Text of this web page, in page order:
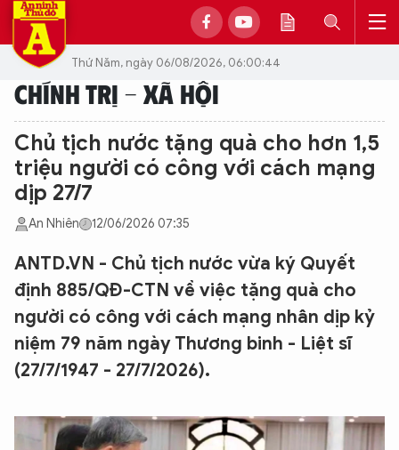
Thứ Năm, ngày 06/08/2026, 06:00:44
CHÍNH TRỊ - XÃ HỘI
Chủ tịch nước tặng quà cho hơn 1,5
triệu người có công với cách mạng
dịp 27/7
An Nhiên 12/06/2026 07:35
ANTD.VN - Chủ tịch nước vừa ký Quyết
định 885/QĐ-CTN về việc tặng quà cho
người có công với cách mạng nhân dịp kỷ
niệm 79 năm ngày Thương binh - Liệt sĩ
(27/7/1947 - 27/7/2026).